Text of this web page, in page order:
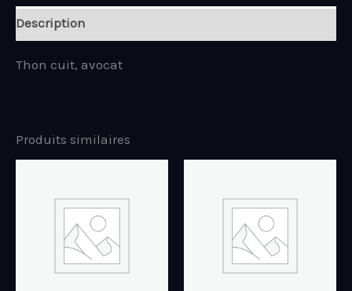
Description
Thon cuit, avocat
Produits similaires